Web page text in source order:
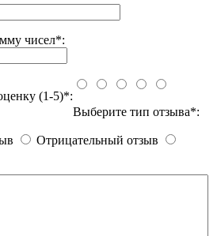
чисел*:
(1-5)*:
Выберите тип отзыва*:
Отрицательный отзыв